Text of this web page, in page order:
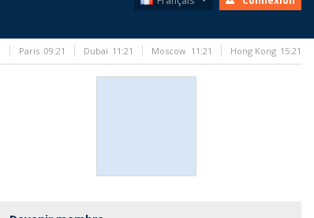
Paris 09:21 Dubai 11:21 Moscow 11:21 Hong Kong 15:21